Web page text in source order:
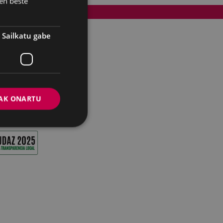
Sailkatu gabe
ONARTU